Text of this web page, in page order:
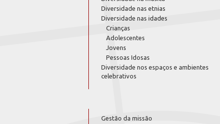
Diversidade nas etnias
Diversidade nas idades
Crianças
Adolescentes
Jovens
Pessoas Idosas
Diversidade nos espaços e ambientes
celebrativos
Gestão da missão